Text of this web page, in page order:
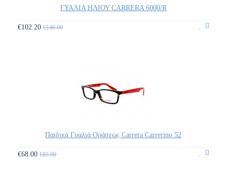
ΓΥΑΛΙΑ ΗΛΙΟΥ CARRERA 6000/R
€102.20€146.00
Παιδικά Γυαλιά Οράσεως Carrera Carrerino 52
€68.00€85.00